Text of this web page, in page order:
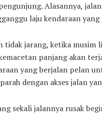
Alasannya,
laju kendaraan
tidak jarang, ketika musim
panjang akan
yang berjalan pelan
dengan akses jalan
sekali jalannya rusak